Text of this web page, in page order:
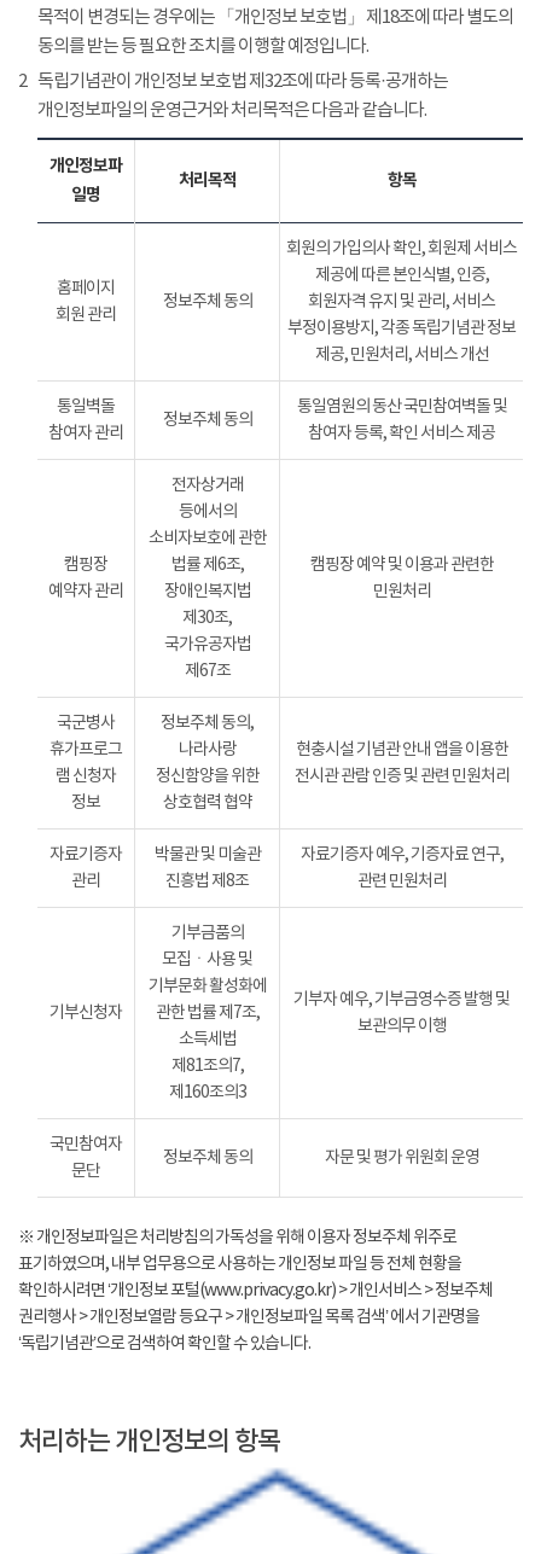
목적이 변경되는 경우에는 「개인정보 보호법」 제18조에 따라 별도의
동의를 받는 등 필요한 조치를 이행할 예정입니다.
2 독립기념관이 개인정보 보호법 제32조에 따라 등록·공개하는
개인정보파일의 운영근거와 처리목적은 다음과 같습니다.
개인정보파
일명
처리목적 항목
홈페이지
회원 관리
정보주체 동의
회원의 가입의사 확인, 회원제 서비스
제공에 따른 본인식별, 인증,
회원자격 유지 및 관리, 서비스
부정이용방지, 각종 독립기념관 정보
제공, 민원처리, 서비스 개선
통일벽돌
참여자 관리
정보주체 동의
통일염원의 동산 국민참여벽돌 및
참여자 등록, 확인 서비스 제공
캠핑장
예약자 관리
전자상거래
등에서의
소비자보호에 관한
법률 제6조,
장애인복지법
제30조,
국가유공자법
제67조
캠핑장 예약 및 이용과 관련한
민원처리
국군병사
휴가프로그
램 신청자
정보
정보주체 동의,
나라사랑
정신함양을 위한
상호협력 협약
현충시설 기념관 안내 앱을 이용한
전시관 관람 인증 및 관련 민원처리
자료기증자
관리
박물관 및 미술관
진흥법 제8조
자료기증자 예우, 기증자료 연구,
관련 민원처리
기부신청자
기부금품의
모집ㆍ사용 및
기부문화 활성화에
관한 법률 제7조,
소득세법
제81조의7,
제160조의3
기부자 예우, 기부금영수증 발행 및
보관의무 이행
국민참여자
문단
정보주체 동의 자문 및 평가 위원회 운영
※ 개인정보파일은 처리방침의 가독성을 위해 이용자 정보주체 위주로
표기하였으며, 내부 업무용으로 사용하는 개인정보 파일 등 전체 현황을
확인하시려면 ‘개인정보 포털(www.privacy.go.kr) > 개인서비스 > 정보주체
권리행사 > 개인정보열람 등요구 > 개인정보파일 목록 검색’ 에서 기관명을
‘독립기념관’으로 검색하여 확인할 수 있습니다.
처리하는 개인정보의 항목